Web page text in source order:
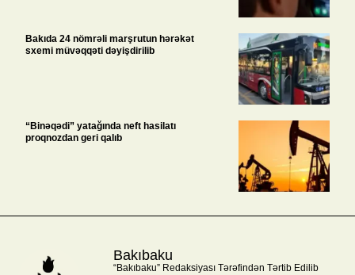
Bakıda 24 nömrəli marşrutun hərəkət
sxemi müvəqqəti dəyişdirilib
“Binəqədi” yatağında neft hasilatı
proqnozdan geri qalıb
Bakıbaku
“Bakıbaku” Redaksiyası Tərəfindən Tərtib Edilib